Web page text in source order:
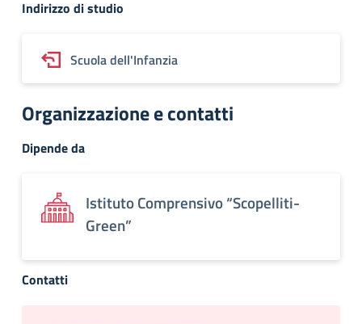
Indirizzo di studio
Scuola dell'Infanzia
Organizzazione e contatti
Dipende da
Istituto Comprensivo “Scopelliti-
Green”
Contatti